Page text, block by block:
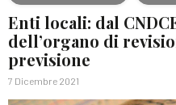
Enti locali: dal
dell’organo di
previsione
7 Dicembre 2021